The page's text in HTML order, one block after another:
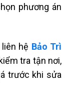
phương án
hệ Bảo Trì
tra tận nơi,
trước khi sửa